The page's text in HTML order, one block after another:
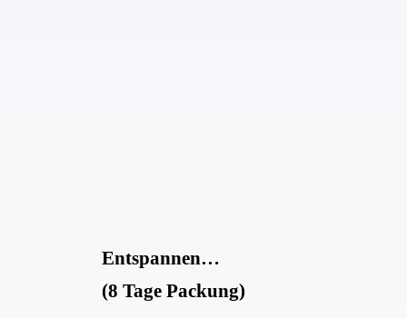
Entspannen…
(8 Tage Packung)